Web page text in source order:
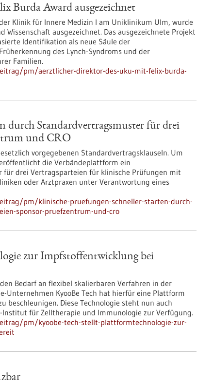
Burda Award ausgezeichnet
Klinik für Innere Medizin I am Uniklinikum Ulm, wurde
ausgezeichnet. Das ausgezeichnete Projekt
Identifikation als neue Säule der
des Lynch-​Syndroms und der
Familien.
pm/aerztlicher-direktor-des-uku-mit-felix-burda-
durch Standardvertragsmuster für drei
und CRO
vorgegebenen Standardvertragsklauseln. Um
die Verbändeplattform ein
drei Vertragsparteien für klinische Prüfungen mit
oder Arztpraxen unter Verantwortung eines
pm/klinische-pruefungen-schneller-starten-durch-
sponsor-pruefzentrum-und-cro
zur Impfstoffentwicklung bei
Bedarf an flexibel skalierbaren Verfahren in der
KyooBe Tech hat hierfür eine Plattform
Diese Technologie steht nun auch
für Zelltherapie und Immunologie zur Verfügung.
pm/kyoobe-tech-stellt-plattformtechnologie-zur-